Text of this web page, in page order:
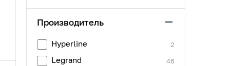
Производитель
Hyperline 2
Legrand 46